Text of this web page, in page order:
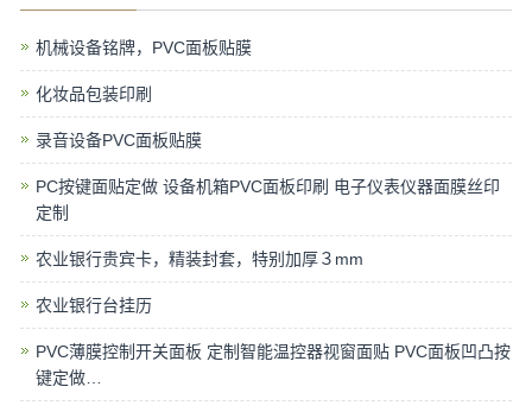
机械设备铭牌，PVC面板贴膜
化妆品包装印刷
录音设备PVC面板贴膜
PC按键面贴定做 设备机箱PVC面板印刷 电子仪表仪器面膜丝印
定制
农业银行贵宾卡，精装封套，特别加厚３mm
农业银行台挂历
PVC薄膜控制开关面板 定制智能温控器视窗面贴 PVC面板凹凸按
键定做…